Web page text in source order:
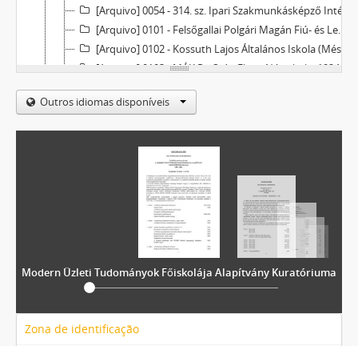
[Arquivo] 0054 - 314. sz. Ipari Szakmunkásképző Intézet (Fellner Jakab), 1953–1973
[Arquivo] 0101 - Felsőgallai Polgári Magán Fiú- és Leányiskola, 1925–1948
[Arquivo] 0102 - Kossuth Lajos Általános Iskola (Mésztelepi Osztatlan Elemi Népiskola), 1909–1982
[Arquivo] 0103 - MÁK Rt. Szári Elemi Népiskola, 1924–1925
[Arquivo] 0104 - Körtvélyespusztai Általános Iskola, 1949–1952
[Arquivo] 0105 - Petőfi Sándor Általános Iskola (MÁK Rt. Újtelepi Elemi Népiskola), 1910–1972
[Arquivo] 0107 - Táncsics Mihály Általános iskola (Fel­sőgalla-Újtelepi Új Iskola; Tatabánya Újtelepi Elemi Népiskola) iratai, 1906–1982
[Arquivo] 0108 - II. sz. Általános Iskola, 1962–1985
[Arquivo] 0109 - III. sz. Általános Iskola (Arany János Általános Iskola/Tatabánya-Újváros), 1965–1996
[Arquivo] 0110 - Ady Endre Általános Iskola (Alsógalla-Bányatelepi Elemi Népiskola; Tatabá­nya-Bányatelepi Elemi Népiskola; Ta­tabánya Ótelepi Elemi Népiskola) ira­tai, 1909–1980
[Arquivo] 0111 - Széchenyi István Általános Iskola, 1899–1953
[Arquivo] 0112 - József Attila Általános Iskola, 1948–1999
[Arquivo] 0113 - I. sz. Újvárosi (Móra Ferenc, Mező Imre Általános Iskola), 1955–1994
[Arquivo] 0114 - Dózsa György Általános Iskola, 1949–2000
[Arquivo] 0116 - Kőrösi Csoma Sándor Általános Iskola, 1993–1999
[Arquivo] 0117 - Kincskereső Alapítványi Általános Iskola, 1992–2009
Outros idiomas disponíveis
Modern Üzleti Tudományok Főiskolája Alapítvány Kuratóriuma
Zona de identificação